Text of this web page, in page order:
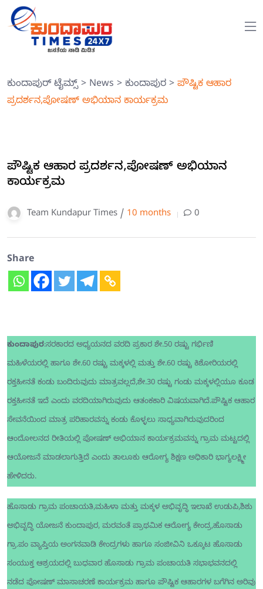
ಕುಂದಾಪುರ್ ಟೈಮ್ಸ್> News > ಕುಂದಾಪುರ > ಪೌಷ್ಟಿಕ ಆಹಾರ
ಪ್ರದರ್ಶನ,ಪೋಷಣ್ ಅಭಿಯಾನ ಕಾರ್ಯಕ್ರಮ
ಪೌಷ್ಟಿಕ ಆಹಾರ ಪ್ರದರ್ಶನ,ಪೋಷಣ್ ಅಭಿಯಾನ
ಕಾರ್ಯಕ್ರಮ
Team Kundapur Times / 10 months 0
Share
ಕುಂದಾಪುರ:ಸರಕಾರದ ಅಧ್ಯಯನದ ವರದಿ ಪ್ರಕಾರ ಶೇ.50 ರಷ್ಟು ಗರ್ಭಿಣಿ
ಮಹಿಳೆಯರಲ್ಲಿ ಹಾಗೂ ಶೇ.60 ರಷ್ಟು ಮಕ್ಕಳಲ್ಲಿ ಮತ್ತು ಶೇ.60 ರಷ್ಟು ಕಿಶೋರಿಯರಲ್ಲಿ
ರಕ್ತಹೀನತೆ ಕಂಡು ಬಂದಿರುವುದು ಮಾತ್ರವಲ್ಲದೆ,ಶೇ.30 ರಷ್ಟು ಗಂಡು ಮಕ್ಕಳಲ್ಲಿಯೂ ಕೂಡ
ರಕ್ತಹೀನತೆ ಇದೆ ಎಂದು ವರದಿಯಾಗಿರುವುದು ಆತಂಕಕಾರಿ ವಿಷಯವಾಗಿದೆ.ಪೌಷ್ಟಿಕ ಆಹಾರ
ಸೇವನೆಯಿಂದ ಮಾತ್ರ ಪರಿಹಾರವನ್ನು ಕಂಡು ಕೊಳ್ಳಲು ಸಾಧ್ಯವಾಗಿರುವುದರಿಂದ
ಆಂದೋಲನದ ರೀತಿಯಲ್ಲಿ ಪೋಷಣ್ ಅಭಿಯಾನ ಕಾರ್ಯಕ್ರಮವನ್ನು ಗ್ರಾಮ ಮಟ್ಟದಲ್ಲಿ
ಆಯೋಜನೆ ಮಾಡಲಾಗುತ್ತಿದೆ ಎಂದು ತಾಲೂಕು ಆರೋಗ್ಯ ಶಿಕ್ಷಣ ಅಧಿಕಾರಿ ಭಾಗ್ಯಲಕ್ಷ್ಮೀ
ಹೇಳಿದರು.
ಹೊಸಾಡು ಗ್ರಾಮ ಪಂಚಾಯತಿ,ಮಹಿಳಾ ಮತ್ತು ಮಕ್ಕಳ ಅಭಿವೃದ್ಧಿ ಇಲಾಖೆ ಉಡುಪಿ,ಶಿಶು
ಅಭಿವೃದ್ಧಿ ಯೋಜನೆ ಕುಂದಾಪುರ, ಮರವಂತೆ ಪ್ರಾಥಮಿಕ ಆರೋಗ್ಯ ಕೇಂದ್ರ,ಹೊಸಾಡು
ಗ್ರಾ.ಪಂ ವ್ಯಾಪ್ತಿಯ ಅಂಗನವಾಡಿ ಕೇಂದ್ರಗಳು ಹಾಗೂ ಸಂಜೀವಿನಿ ಒಕ್ಕೂಟ ಹೊಸಾಡು
ಸಂಯುಕ್ತ ಆಶ್ರಯದಲ್ಲಿ ಬುಧವಾರ ಹೊಸಾಡು ಗ್ರಾಮ ಪಂಚಾಯತಿ ಸಭಾಭವನದಲ್ಲಿ
ನಡೆದ ಪೋಷಣ್ ಮಾಸಾಚರಣೆ ಕಾರ್ಯಕ್ರಮ ಹಾಗೂ ಪೌಷ್ಟಿಕ ಆಹಾರಗಳ ಬಗೆಗಿನ ಅರಿವು